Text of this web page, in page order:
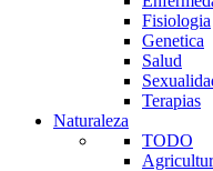
Fisiologia
Genetica
Salud
Terapias
Naturaleza
TODO